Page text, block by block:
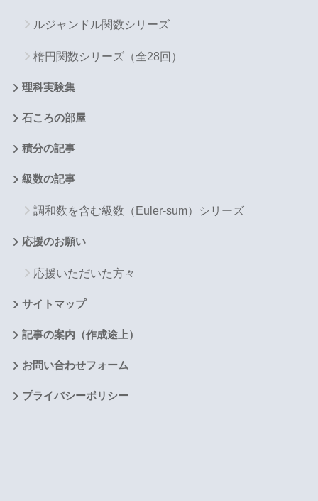
ルジャンドル関数シリーズ
楕円関数シリーズ（全28回）
理科実験集
石ころの部屋
積分の記事
級数の記事
調和数を含む級数（Euler-sum）シリーズ
応援のお願い
応援いただいた方々
サイトマップ
記事の案内（作成途上）
お問い合わせフォーム
プライバシーポリシー